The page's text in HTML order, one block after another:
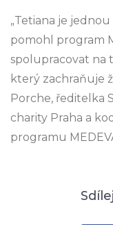
„Tetiana je
pomohl program
spolupracovat na
který zachraňuje
Porche, ředitelka
charity Praha a
programu